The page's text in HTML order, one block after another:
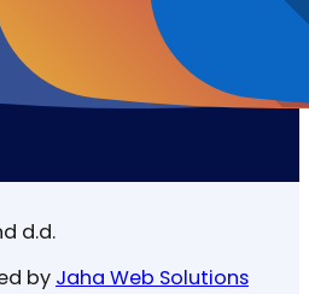
d.d.
by Jaha Web Solutions